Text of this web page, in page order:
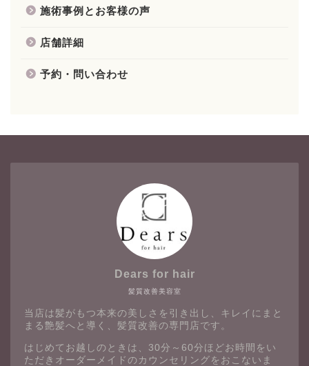
施術事例とお客様の声
店舗詳細
予約・問い合わせ
髪質改善美容室
Dears for hair
当店は髪がもつ本来の美しさを引き出し、キレイにまと
まる艶髪へと導く、髪質改善の専門店です。
はじめてお越しのときは、30分～60分ほどお時間をい
ただきオーダーメイドのカウンセリングをおこないま